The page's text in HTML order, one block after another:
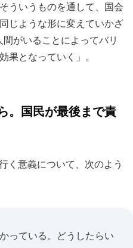
ういうものを通して、国会
じような形に変えていかざ
がいることによってバリ
果となっていく」。
。国民が最後まで責
く意義について、次のよう
っている。どうしたらい